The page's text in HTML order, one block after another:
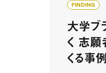
FINDING
大学ブ
く 志
くる事